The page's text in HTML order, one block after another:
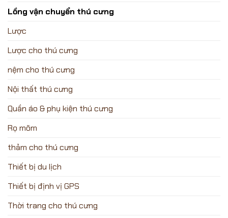
Lồng vận chuyển thú cưng
Lược
Lược cho thú cưng
nệm cho thú cưng
Nội thất thú cưng
Quần áo & phụ kiện thú cưng
Rọ mõm
thảm cho thú cưng
Thiết bị du lịch
Thiết bị định vị GPS
Thời trang cho thú cưng